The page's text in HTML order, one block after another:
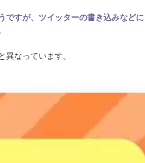
ですが、ツイッターの書き込みなどに
異なっています。